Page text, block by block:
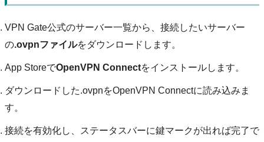
VPN Gate公式のサーバー一覧から、接続したいサーバー
の.ovpnファイルをダウンロードします。
App StoreでOpenVPN Connectをインストールします。
ダウンロードした.ovpnをOpenVPN Connectに読み込みま
す。
接続を有効化し、ステータスバーに鍵マークが出れば完了で